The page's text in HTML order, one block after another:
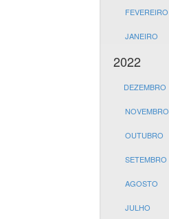
FEVEREIRO
JANEIRO
2022
DEZEMBRO
NOVEMBRO
OUTUBRO
SETEMBRO
AGOSTO
JULHO